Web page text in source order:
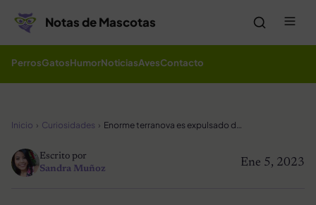
Notas de Mascotas
PerrosGatosHumorNoticiasAvesContacto
Inicio Curiosidades Enorme terranova es expulsado de la escuela para cachorros por sentarse en perros más pequeños
Ene 5, 2023
Escrito por
Sandra Muñoz